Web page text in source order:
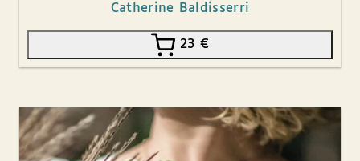
Catherine Baldisserri
23 €